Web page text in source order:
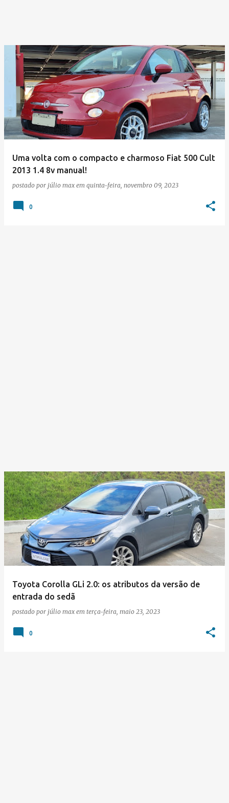
Uma volta com o compacto e charmoso Fiat 500 Cult
2013 1.4 8v manual!
postado por júlio max em quinta-feira, novembro 09, 2023
0
Toyota Corolla GLi 2.0: os atributos da versão de
entrada do sedã
postado por júlio max em terça-feira, maio 23, 2023
0